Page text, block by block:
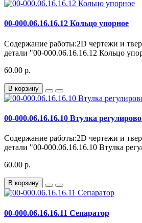
00-000.06.16.16.12 Кольцо упорное
Содержание работы:2D чертежи и
детали "00-000.06.16.16.12 Кольцо
60.00 р.
В корзину
00-000.06.16.16.10 Втулка
Содержание работы:2D чертежи и
детали "00-000.06.16.16.10 Втулка
60.00 р.
В корзину
00-000.06.16.16.11 Сепаратор